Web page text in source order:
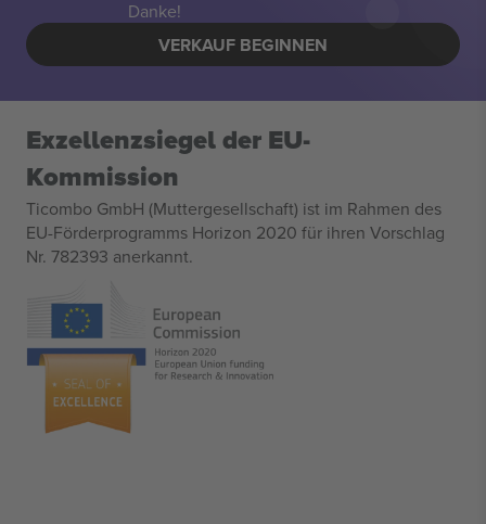
Danke!
VERKAUF BEGINNEN
Exzellenzsiegel der EU-
Kommission
Ticombo GmbH (Muttergesellschaft) ist im Rahmen des
EU-Förderprogramms Horizon 2020 für ihren Vorschlag
Nr. 782393 anerkannt.